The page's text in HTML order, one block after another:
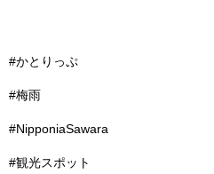
#かとりっぷ
#梅雨
#NipponiaSawara
#観光スポット